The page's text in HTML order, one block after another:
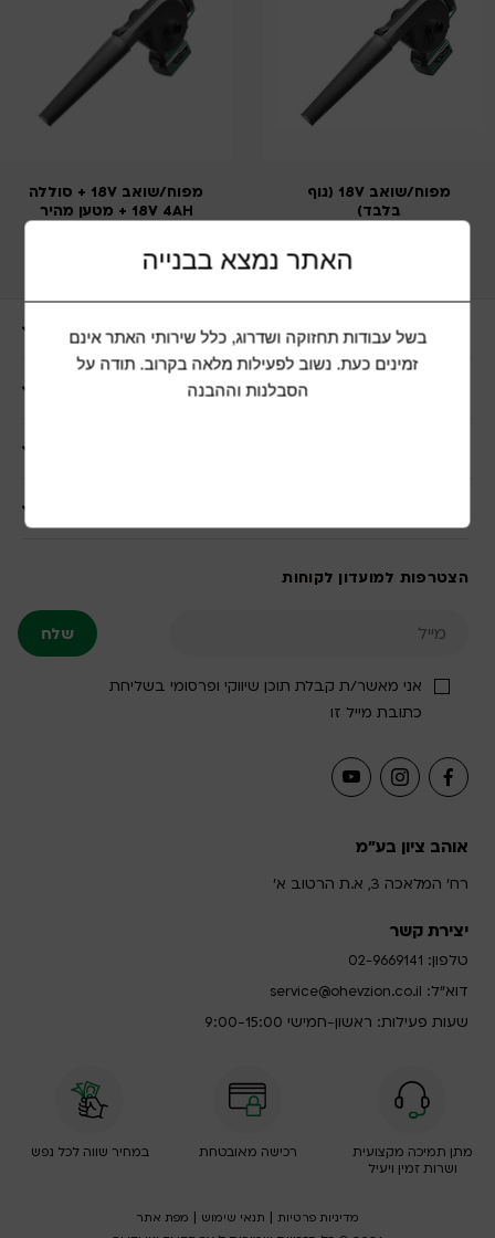
מפוח/שואב 18V (גוף
בלבד)
מפוח/שואב 18V + סוללה
18V 4AH + מטען מהיר
777.00
אוהב ציון בע"מ
רח' המלאכה 3, א.ת הרטוב א'
יצירת קשר
טלפון: 02-9669141
דוא”ל: service@ohevzion.co.il
שעות פעילות: ראשון-חמישי 9:00-15:00
ניווט מהיר
הצטרפות למועדון לקוחות
אני מאשר/ת קבלת תוכן שיווקי ופרסומי בשליחת
כתובת מייל זו
מתן תמיכה מקצועית
ושרות זמין ויעיל
רכישה מאובטחת במחיר שווה לכל נפש
מדיניות פרטיות | תנאי שימוש | מפת אתר
האתר נמצא בבנייה
בשל עבודות תחזוקה ושדרוג, כלל שירותי האתר אינם
זמינים כעת. נשוב לפעילות מלאה בקרוב. תודה על
הסבלנות וההבנה